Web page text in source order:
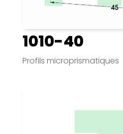
1010-40
Profils microprismatiques